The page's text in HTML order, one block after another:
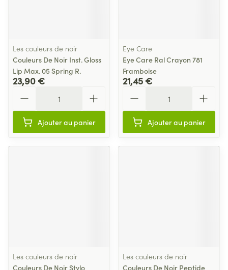
Les couleurs de noir
Couleurs De Noir Inst. Gloss
Lip Max. 05 Spring R.
23,90 €
Ajouter au panier
Eye Care
Eye Care Ral Crayon 781
Framboise
21,45 €
Ajouter au panier
Les couleurs de noir
Couleurs De Noir Stylo
Les couleurs de noir
Couleurs De Noir Peptide